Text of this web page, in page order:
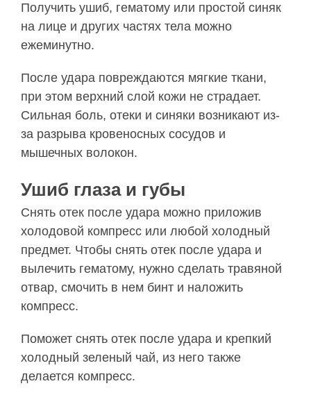
Получить ушиб, гематому или простой синяк
на лице и других частях тела можно
ежеминутно.
После удара повреждаются мягкие ткани,
при этом верхний слой кожи не страдает.
Сильная боль, отеки и синяки возникают из-
за разрыва кровеносных сосудов и
мышечных волокон.
Ушиб глаза и губы
Снять отек после удара можно приложив
холодовой компресс или любой холодный
предмет. Чтобы снять отек после удара и
вылечить гематому, нужно сделать травяной
отвар, смочить в нем бинт и наложить
компресс.
Поможет снять отек после удара и крепкий
холодный зеленый чай, из него также
делается компресс.